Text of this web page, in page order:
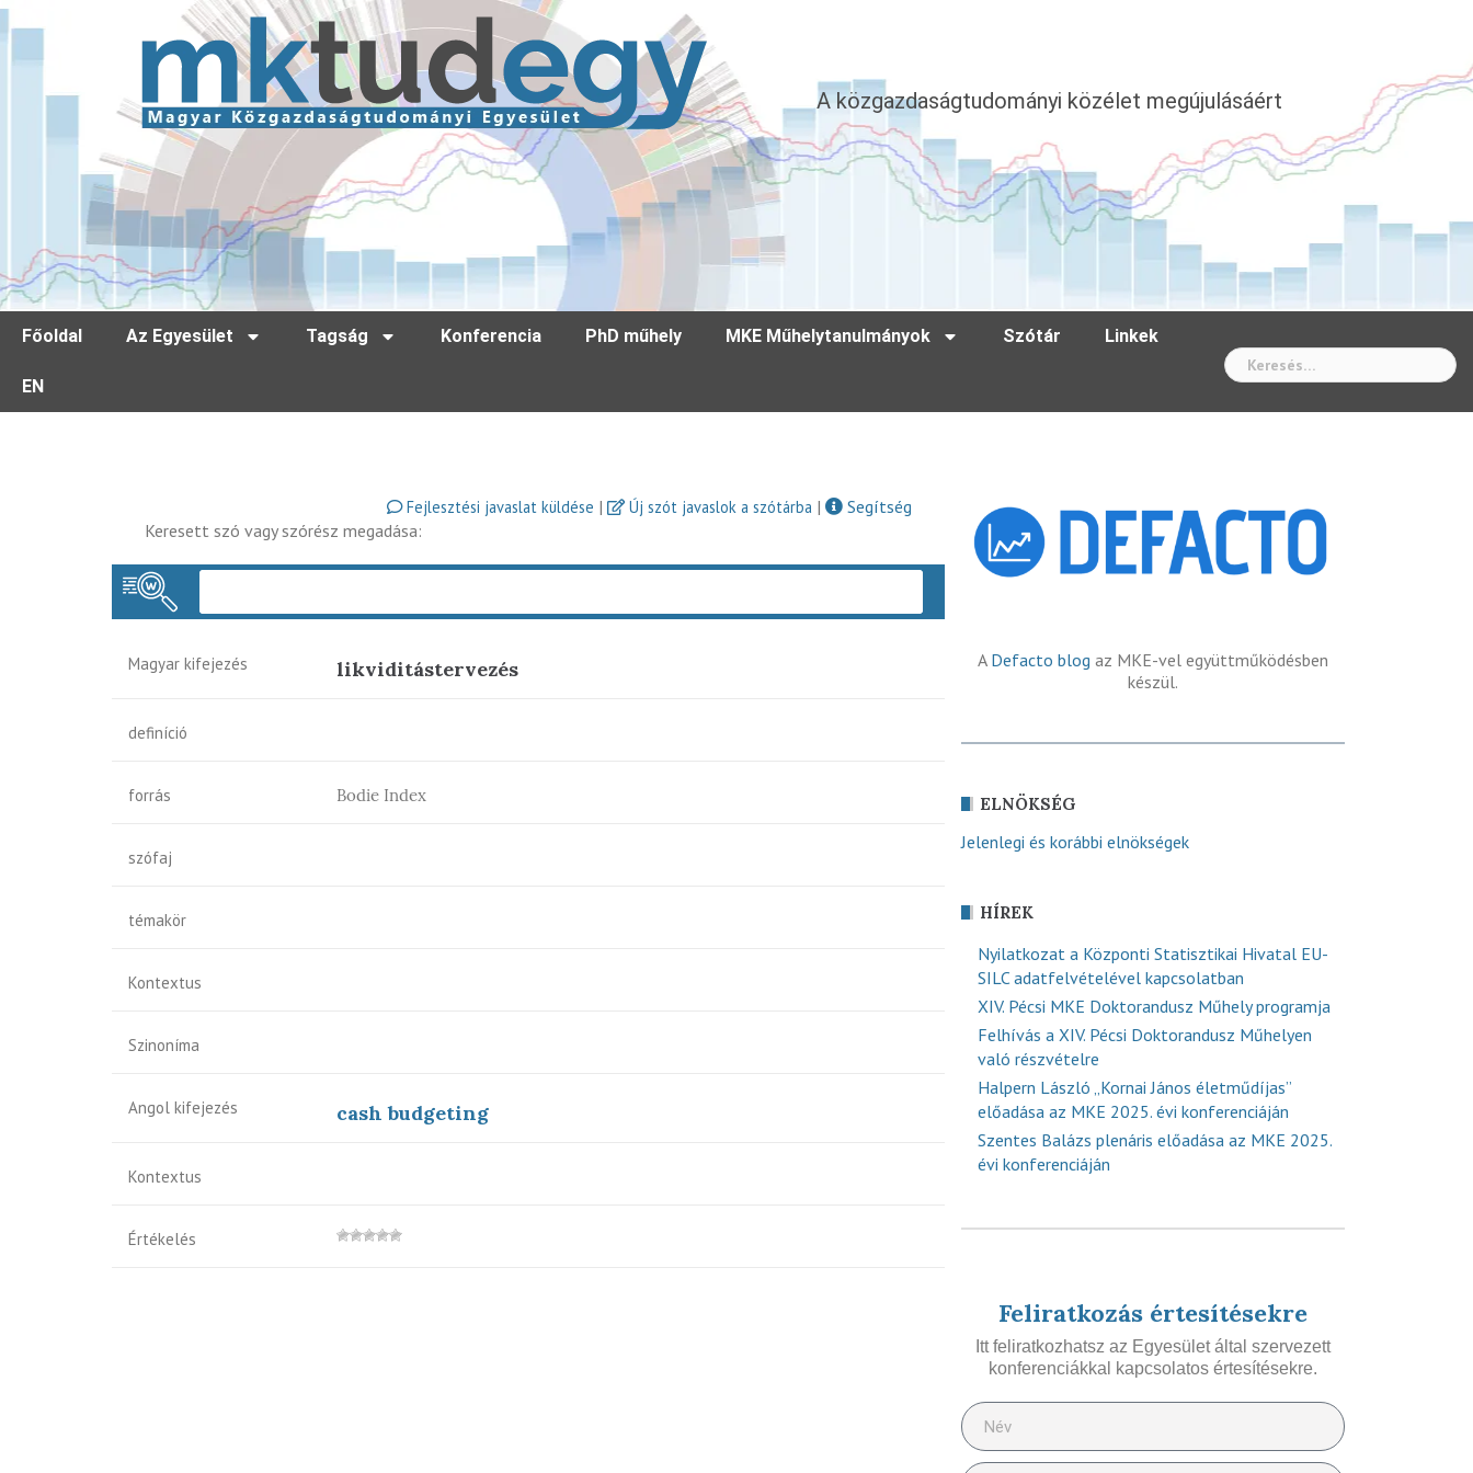
A közgazdaságtudományi közélet megújulásáért
Főoldal Az Egyesület Tagság Konferencia PhD műhely MKE Műhelytanulmányok Szótár Linkek
EN
Fejlesztési javaslat küldése | Új szót javaslok a szótárba |
Segítség
Keresett szó vagy szórész megadása:
Magyar kifejezés likviditástervezés
definíció
forrás Bodie Index
szófaj
témakör
Kontextus
Szinoníma
Angol kifejezés cash budgeting
Kontextus
Értékelés
A Defacto blog az MKE-vel együttműködésben
készül.
ELNÖKSÉG
Jelenlegi és korábbi elnökségek
HÍREK
Nyilatkozat a Központi Statisztikai Hivatal EU-
SILC adatfelvételével kapcsolatban
XIV. Pécsi MKE Doktorandusz Műhely programja
Felhívás a XIV. Pécsi Doktorandusz Műhelyen
való részvételre
Halpern László „Kornai János életműdíjas”
előadása az MKE 2025. évi konferenciáján
Szentes Balázs plenáris előadása az MKE 2025.
évi konferenciáján
Feliratkozás értesítésekre
Itt feliratkozhatsz az Egyesület által szervezett
konferenciákkal kapcsolatos értesítésekre.